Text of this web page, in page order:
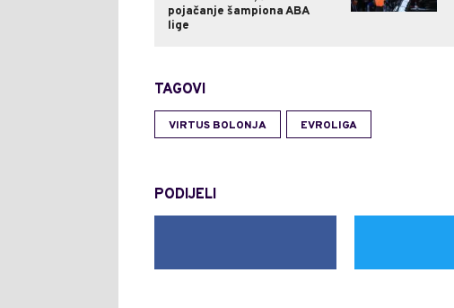
pojačanje šampiona ABA
lige
TAGOVI
VIRTUS BOLONJA EVROLIGA
PODIJELI